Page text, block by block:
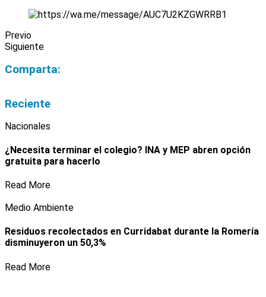
Previo
Siguiente
Comparta:
Reciente
Nacionales
¿Necesita terminar el colegio? INA y MEP abren opción
gratuita para hacerlo
Read More
Medio Ambiente
Residuos recolectados en Curridabat durante la Romería
disminuyeron un 50,3%
Read More